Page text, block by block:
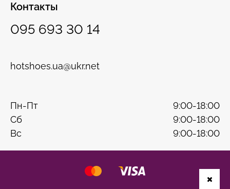
Контакты
095 693 30 14
hotshoes.ua@ukr.net
Пн-Пт
9:00-18:00
Сб
9:00-18:00
Вс
9:00-18:00